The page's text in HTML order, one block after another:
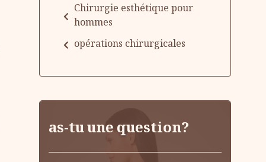
Chirurgie esthétique pour
hommes
opérations chirurgicales
as-tu une question?